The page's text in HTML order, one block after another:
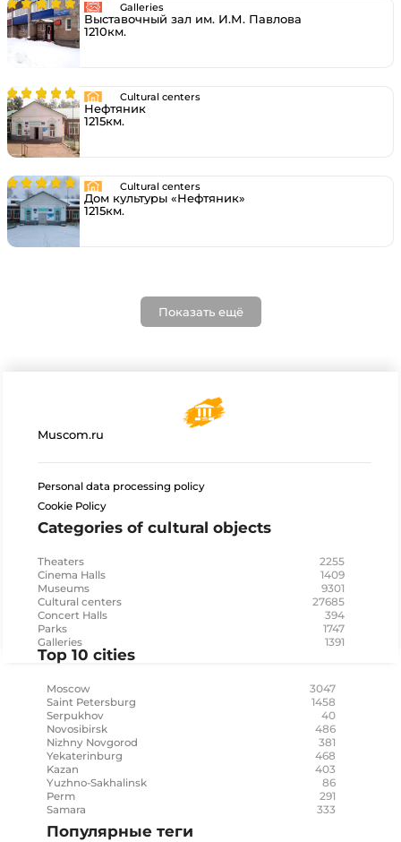
Galleries
Выставочный зал им. И.М. Павлова
1210км.
Cultural centers
Нефтяник
1215км.
Cultural centers
Дом культуры «Нефтяник»
1215км.
Показать ещё
Muscom.ru
Personal data processing policy
Cookie Policy
Categories of cultural objects
Theaters 2255
Cinema Halls 1409
Museums 9301
Cultural centers 27685
Concert Halls 394
Parks 1747
Galleries 1391
Top 10 cities
Moscow 3047
Saint Petersburg 1458
Serpukhov 40
Novosibirsk 486
Nizhny Novgorod 381
Yekaterinburg 468
Kazan 403
Yuzhno-Sakhalinsk 86
Perm 291
Samara 333
Популярные теги